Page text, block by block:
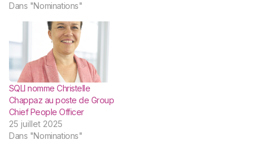
Dans "Nominations"
SQLI nomme Christelle
Chappaz au poste de Group
Chief People Officer
25 juillet 2025
Dans "Nominations"